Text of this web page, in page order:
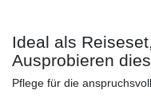
Ideal als
Ausprobieren
Pflege für die